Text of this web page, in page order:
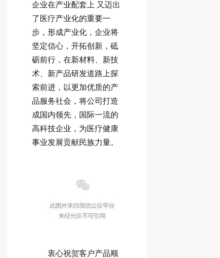
企业在产业配套上 又迈出
了医疗产业化的重要一
步，形成产业化，企业将
坚定信心，开拓创新，砥
砺前行，在新材料、新技
术、新产品研发道路上探
索前进，以更加优质的产
品服务社会，将公司打造
成国内领先，国际一流的
高科技企业，为医疗健康
事业发展贡献民族力量。
衷心祝贺客户产品顺